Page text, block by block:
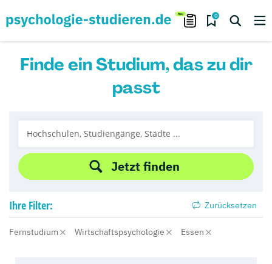
0
Finde ein Studium, das zu dir
passt
Jetzt finden
Ihre Filter: Zurücksetzen
Fernstudium Wirtschaftspsychologie Essen